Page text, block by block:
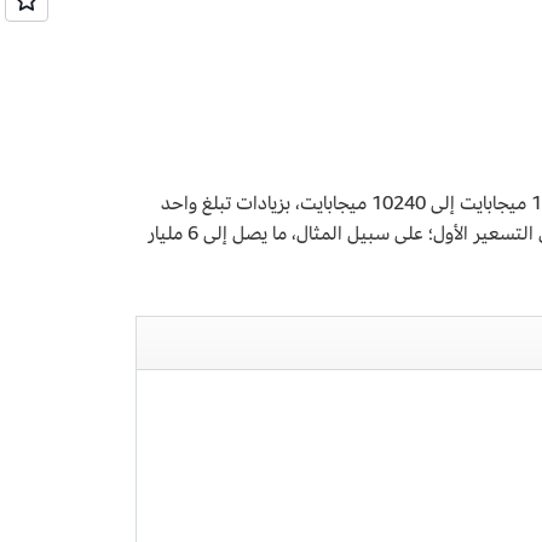
تعتمد تكلفة المدة على حجم الذاكرة التي تخصصها لوظيفتك. يمكنك تخصيص أي حجم من الذاكرة لوظيفتك بحيث يتراوح من 128 ميجابايت إلى 10240 ميجابايت، بزيادات تبلغ واحد
ميجابايت. يحتوي الجدول أدناه على بعض الأمثلة على السعر لكل 1 مللي ثانية مرتبط بأحجام ذاكرة مختلفة، للاستخدام ضمن مستوى التسعير الأول؛ على سبيل المثال، ما يصل إلى 6 مليار